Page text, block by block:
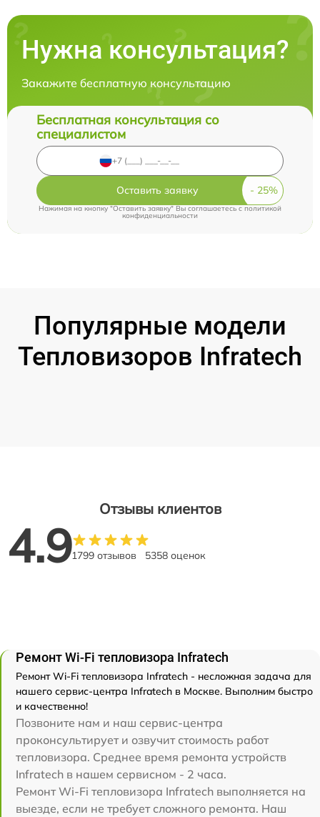
Нужна консультация?
Закажите бесплатную консультацию
Бесплатная консультация со
специалистом
Оставить заявку
Нажимая на кнопку "Оставить заявку" Вы соглашаетесь cполитикой
конфиденциальности
Популярные модели
Тепловизоров Infratech
Отзывы клиентов
4.91799 отзывов 5358 оценок
Ремонт Wi-Fi тепловизора Infratech
Ремонт Wi-Fi тепловизора Infratech - несложная задача для
нашего сервис-центра Infratech в Москве. Выполним быстро
и качественно!
Позвоните нам и наш сервис-центра
проконсультирует и озвучит стоимость работ
тепловизора. Среднее время ремонта устройств
Infratech в нашем сервисном - 2 часа.
Ремонт Wi-Fi тепловизора Infratech выполняется на
выезде, если не требует сложного ремонта. Наш